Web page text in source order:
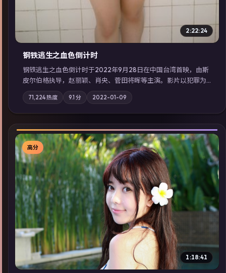
2:22:24
钢铁逃生之血色倒计时
钢铁逃生之血色倒计时于2022年9月28日在中国台湾首映，由斯
皮尔伯格执导，赵丽颖、肖央、菅田将晖等主演。影片以犯罪为
叙事主轴，失踪人口档案牵出跨国灰色产业链；摄影与配乐强化
地域气质；站内亦可通过「国产免费观看高清电视剧在线看」延
展检索同类型高分佳作，畅享高清在线追剧体验。
71,224热度 9.1 分 2022-01-09
▶
高分
1:18:41